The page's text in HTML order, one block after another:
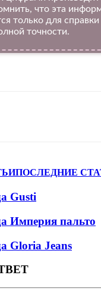
что эта
только для
точности.
ПОСЛЕДНИЕ
Gusti
Империя пальто
Gloria Jeans